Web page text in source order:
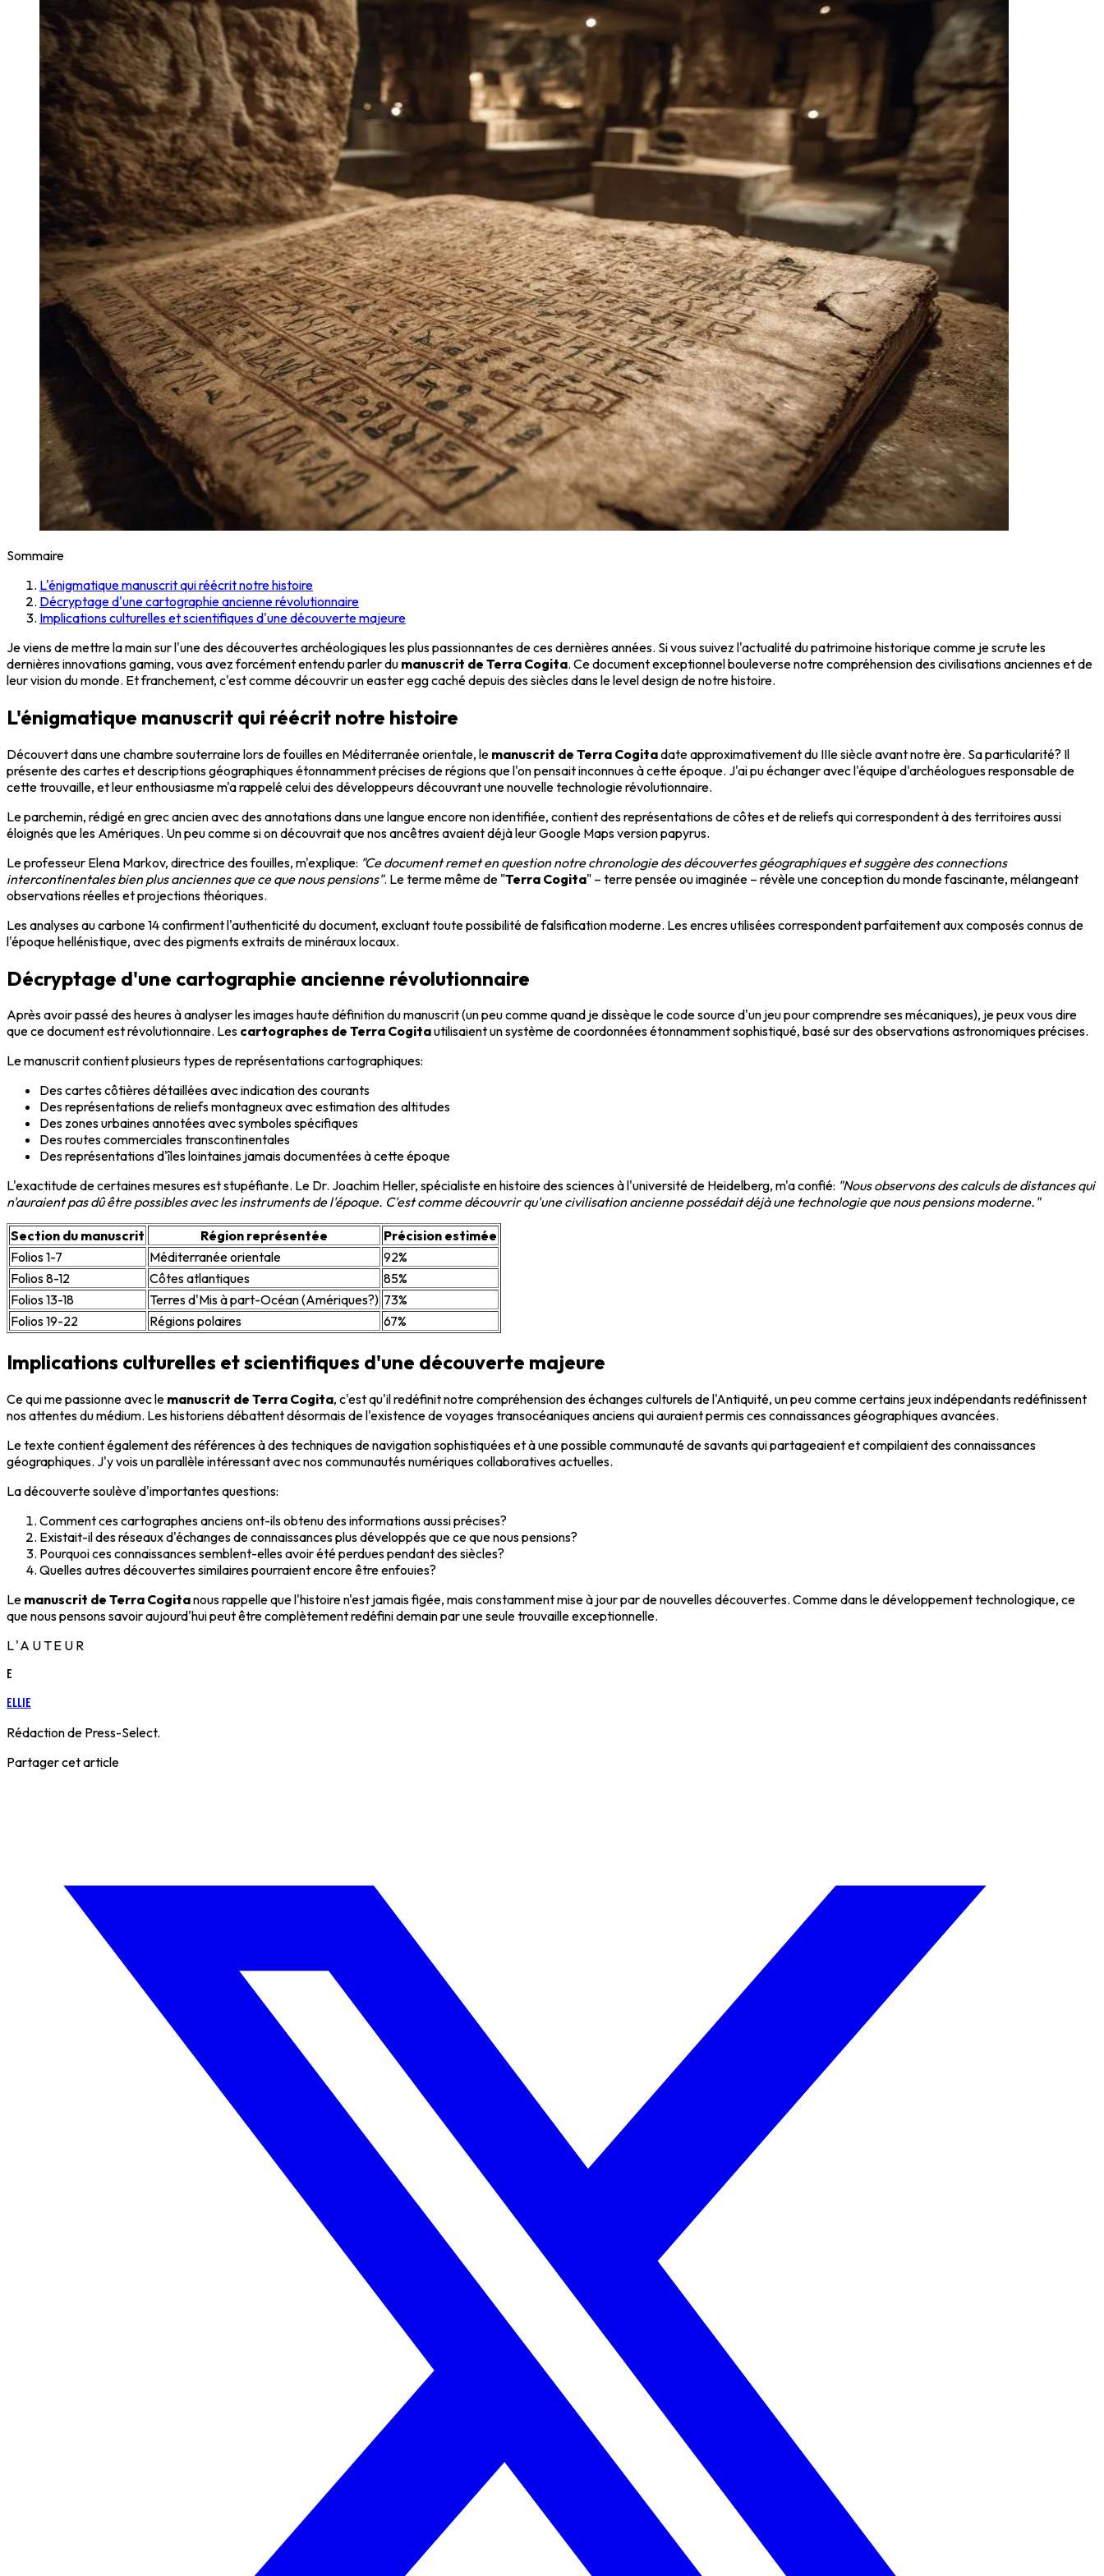
Sommaire
L'énigmatique manuscrit qui réécrit notre histoire
Décryptage d'une cartographie ancienne révolutionnaire
Implications culturelles et scientifiques d'une découverte majeure
Je viens de mettre la main sur l'une des découvertes archéologiques les plus passionnantes de ces dernières années. Si vous suivez l'actualité du patrimoine historique comme je scrute les
dernières innovations gaming, vous avez forcément entendu parler du manuscrit de Terra Cogita. Ce document exceptionnel bouleverse notre compréhension des civilisations anciennes et de
leur vision du monde. Et franchement, c'est comme découvrir un easter egg caché depuis des siècles dans le level design de notre histoire.
L'énigmatique manuscrit qui réécrit notre histoire
Découvert dans une chambre souterraine lors de fouilles en Méditerranée orientale, le manuscrit de Terra Cogitadate approximativement du IIIe siècle avant notre ère. Sa particularité? Il
présente des cartes et descriptions géographiques étonnamment précises de régions que l'on pensait inconnues à cette époque. J'ai pu échanger avec l'équipe d'archéologues responsable de
cette trouvaille, et leur enthousiasme m'a rappelé celui des développeurs découvrant une nouvelle technologie révolutionnaire.
Le parchemin, rédigé en grec ancien avec des annotations dans une langue encore non identifiée, contient des représentations de côtes et de reliefs qui correspondent à des territoires aussi
éloignés que les Amériques. Un peu comme si on découvrait que nos ancêtres avaient déjà leur Google Maps version papyrus.
Le professeur Elena Markov, directrice des fouilles, m'explique: "Ce document remet en question notre chronologie des découvertes géographiques et suggère des connections
intercontinentales bien plus anciennes que ce que nous pensions". Le terme même de "Terra Cogita" – terre pensée ou imaginée – révèle une conception du monde fascinante, mélangeant
observations réelles et projections théoriques.
Les analyses au carbone 14 confirment l'authenticité du document, excluant toute possibilité de falsification moderne. Les encres utilisées correspondent parfaitement aux composés connus de
l'époque hellénistique, avec des pigments extraits de minéraux locaux.
Décryptage d'une cartographie ancienne révolutionnaire
Après avoir passé des heures à analyser les images haute définition du manuscrit (un peu comme quand je dissèque le code source d'un jeu pour comprendre ses mécaniques), je peux vous dire
que ce document est révolutionnaire. Les cartographes de Terra Cogitautilisaient un système de coordonnées étonnamment sophistiqué, basé sur des observations astronomiques précises.
Le manuscrit contient plusieurs types de représentations cartographiques:
Des cartes côtières détaillées avec indication des courants
Des représentations de reliefs montagneux avec estimation des altitudes
Des zones urbaines annotées avec symboles spécifiques
Des routes commerciales transcontinentales
Des représentations d'îles lointaines jamais documentées à cette époque
L'exactitude de certaines mesures est stupéfiante. Le Dr. Joachim Heller, spécialiste en histoire des sciences à l'université de Heidelberg, m'a confié: "Nous observons des calculs de distances qui
n'auraient pas dû être possibles avec les instruments de l'époque. C'est comme découvrir qu'une civilisation ancienne possédait déjà une technologie que nous pensions moderne."
Section du manuscrit Région représentée
Précision estimée
Folios 1-7
Méditerranée orientale
92%
Folios 8-12
Côtes atlantiques
85%
Folios 13-18
Terres d'Mis à part-Océan (Amériques?) 73%
Folios 19-22
Régions polaires 67%
Implications culturelles et scientifiques d'une découverte majeure
Ce qui me passionne avec le manuscrit de Terra Cogita, c'est qu'il redéfinit notre compréhension des échanges culturels de l'Antiquité, un peu comme certains jeux indépendants redéfinissent
nos attentes du médium. Les historiens débattent désormais de l'existence de voyages transocéaniques anciens qui auraient permis ces connaissances géographiques avancées.
Le texte contient également des références à des techniques de navigation sophistiquées et à une possible communauté de savants qui partageaient et compilaient des connaissances
géographiques. J'y vois un parallèle intéressant avec nos communautés numériques collaboratives actuelles.
La découverte soulève d'importantes questions:
Comment ces cartographes anciens ont-ils obtenu des informations aussi précises?
Existait-il des réseaux d'échanges de connaissances plus développés que ce que nous pensions?
Pourquoi ces connaissances semblent-elles avoir été perdues pendant des siècles?
Quelles autres découvertes similaires pourraient encore être enfouies?
Le manuscrit de Terra Cogitanous rappelle que l'histoire n'est jamais figée, mais constamment mise à jour par de nouvelles découvertes. Comme dans le développement technologique, ce
que nous pensons savoir aujourd'hui peut être complètement redéfini demain par une seule trouvaille exceptionnelle.
L'AUTEUR
E
Ellie
Rédaction de Press-Select.
Partager cet article